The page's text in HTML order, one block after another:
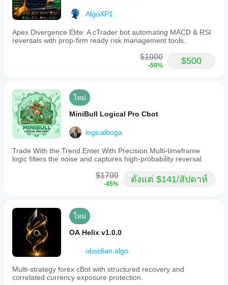
โปรไฟล์การเทรด
สไตล์
เทรด
Day
ประเภท
การ
วิเคราะห์
เชิงเทคนิค
ในการ
เทรด
ที่
แนะนำ
$1000
ความ
เสี่ยง
การ
เทรด
AlgoXP1
Apex Divergence Elite: A cTrader bot automating MACD & RSI
reversals with prop-firm ready risk management tools.
$1000
-50% $500
ใหม่
MiniBull Logical Pro Cbot
logicalboga
Trade With the Trend.Enter With Precision.Multi-timeframe
logic filters the noise and captures high-probability reversal
$1700
-45% ตั้งแต่ $141/สัปดาห์
ใหม่
OA Helix v1.0.0
obsidian.algo
Multi-strategy forex cBot with structured recovery and
correlated currency exposure protection.